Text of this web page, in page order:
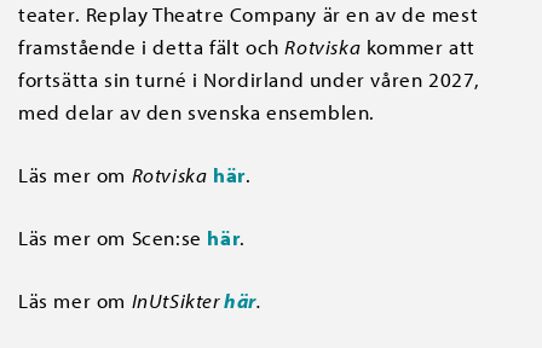
teater. Replay Theatre Company är en av de mest
framstående i detta fält ochRotviska kommer att
fortsätta sin turné i Nordirland under våren 2027,
med delar av den svenska ensemblen.
Läs mer om Rotviska här.
Läs mer om Scen:se här.
Läs mer om InUtSikterhär.